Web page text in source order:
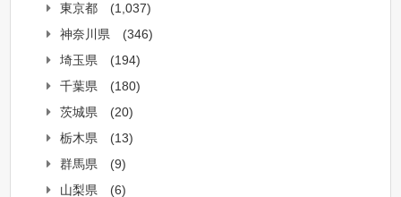
東京都
(1,037)
神奈川県
(346)
埼玉県
(194)
千葉県
(180)
茨城県
(20)
栃木県
(13)
群馬県
(9)
山梨県
(6)